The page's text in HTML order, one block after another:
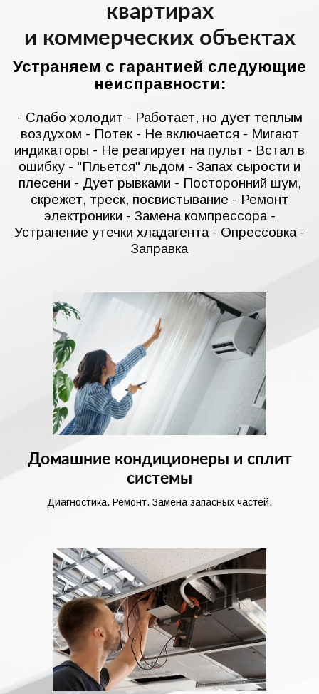
квартирах
и коммерческих объектах
Устраняем с гарантией следующие
неисправности:
- Слабо холодит - Работает, но дует теплым
воздухом - Потек - Не включается - Мигают
индикаторы - Не реагирует на пульт - Встал в
ошибку - "Пльется" льдом - Запах сырости и
плесени - Дует рывками - Посторонний шум,
скрежет, треск, посвистывание - Ремонт
электроники - Замена компрессора -
Устранение утечки хладагента - Опрессовка -
Заправка
Домашние кондиционеры и сплит
системы
Диагностика. Ремонт. Замена запасных частей.